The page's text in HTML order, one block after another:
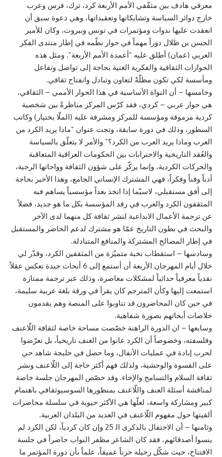
معرفي هادف بين مثقّفي الأمم الأربعة كرد، ترك، فرس وعرب
خارج دوائر السياسة وتشابكاتها وتعقيداتها، وهي دعوة سبق أن
انعقدت عليها ندوات ومؤتمرات في تونس وبيروت، وكان للأمير
الحسن بن طلال دوراً مهماً في حوار نظّمه في إطار منتدى الفكر
العربي (عمان) أطلق عليه “أعمدة الأمم الأربعة”. ومثل هذه
الحوارات الثقافية والفكرية الغنية بحاجة إلى تواصل وتفاعل
ومأسسة لكي تكون مظلّةً لتعاون وتبادل وانفتاح ثقافي.
وخامسها – أن النواة الأساسية في هذا الحوار الأممي – الثقافي،
هي حوار عربي – كردي، فقد كرّس المركز مناظرةً بين شخصية
كردية مرموقة ومؤسسة للمركز ومشرفة عليه (الملّا بختيار) وكاتب
السطور، وذلك في دورة سابقة، وتحت عنوان “ماذا يريد الكرد من
العرب وماذا يريد العرب من الكرد؟” والأمر لا يتعلّق بالسياسة
والعُقد التاريخية والاحترابات بين الحكومات العراقية المتعاقبة
والحركات الكردية، وإنما يركّز على شؤون الثقافة وواحاتها الرحبة،
أدباً وفناً وفكراً، فهي المشترك الإنساني الجامع، وهذا الأخير بحاجة
إلى أفق مستقبلي، لاسيّما إذا اتخذ بعداً مؤسسياً يساهم فيه
المثقفون الكرد والعرب في رفد المؤسسة بكل ما هو جديد، فضلاً
عن ترجمة الأعمال الابداعية لنشر ثقافة كل منهما لدى الآخر
والبحث في بطون التاريخ عمّا هو مشترك لدعم الحاضر والمستقبل
في إطار المصالح المشتركة والمنافع المتبادلة.
وسادسها – استقطاب نخبة متميّزة من المثقفين الكرد، وقدّر لي
خلال أيام المهرجان الأربعة أن أستمع إلى 6 أبحاث جيدة تعكس عقلاً
نقدياً معرفياً حداثياً لمشكلات معاصرة، وذلك عبر ترجمة ممتازة
استمعت إليها وكأن المترجم كان يقرأ في ورقة بلغة عربية سليمة،
في حين كان المحاضرون قد تناوبوا على المنصة وهم يقدمون
خلاصات أبحاثهم بصورة شفاهية.
وسابعها – ان الدورة الراهنة خصّصت مساحة خاصة لثقافة اللّاعنف
وفلسفته، وخصوصاً أن الكرد عانوا من العنف تاريخياً، بل تعرّضوا
لحرب إبادة في عمليات الأنفال، وما حصل في حلبجة شاهد حي
على القسوة والوحشية، ولذلك فهم أكثر حاجة إلى اللّاعنف ونشر
ثقافة السلام والتسامح والإخاء. وقد خصّص المهرجان جلسة خاصة
لمناقشة أسئلة العنف واللّاعنف بمنظورها السوسيوثقافي باهتمام
كبير ومشاركة واسعة، لعلّها هي الأكثر حيوية في سلسلة محاضرات
ألقيتها حول مفهوم اللّاعنف في العديد من البلدان العربية.
وثامنها – أن الاحتفال بالذكرى اﻟ 25 وإن كان كردياً، لكن الكرد لم
ينسوا أصدقائهم، فقد كان الشاعر مظفر النواب حاضراً في جلسة
الافتتاح، حيث شكّل رحيله حزناً عميقاً، علماً بأن دورة المؤتمر ما